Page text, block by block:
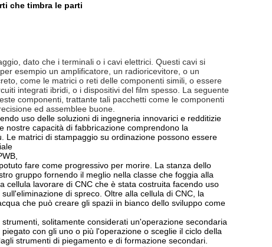
che timbra le parti
dato che i terminali o i cavi elettrici. Questi cavi si
esempio un amplificatore, un radioricevitore, o un
come le matrici o reti delle componenti simili, o essere
integrati ibridi, o i dispositivi del film spesso. La seguente
componenti, trattante tali pacchetti come le componenti
ed assemblee buone.
uso delle soluzioni di ingegneria innovarici e redditizie
nostre capacità di fabbricazione comprendono la
matrici di stampaggio su ordinazione possono essere
fare come progressivo per morire. La stanza dello
gruppo fornendo il meglio nella classe che foggia alla
cellula lavorare di CNC che è stata costruita facendo uso
di spreco. Oltre alla cellula di CNC, la
che può creare gli spazii in bianco dello sviluppo come
strumenti, solitamente considerati un'operazione secondaria
con gli uno o più l'operazione o sceglie il ciclo della
strumenti di piegamento e di formazione secondari.